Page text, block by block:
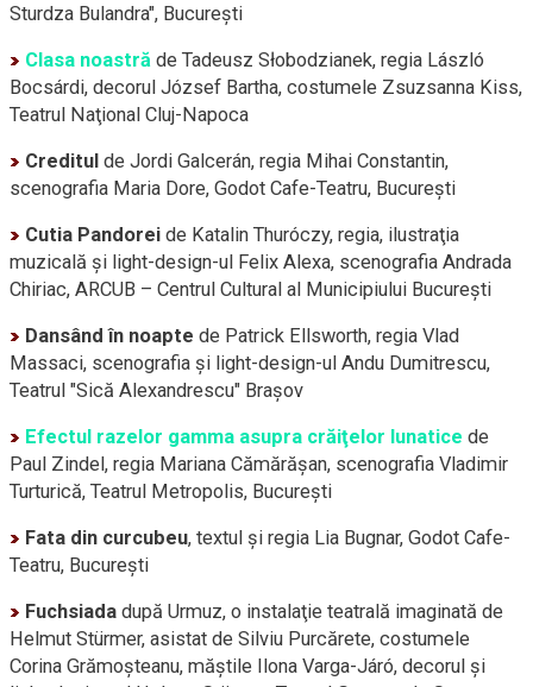
Sturdza Bulandra", Bucureşti
Clasa noastră de Tadeusz Słobodzianek, regia László
Bocsárdi, decorul József Bartha, costumele Zsuzsanna Kiss,
Teatrul Naţional Cluj-Napoca
Creditul de Jordi Galcerán, regia Mihai Constantin,
scenografia Maria Dore, Godot Cafe-Teatru, Bucureşti
Cutia Pandorei de Katalin Thuróczy, regia, ilustraţia
muzicală şi light-design-ul Felix Alexa, scenografia Andrada
Chiriac, ARCUB – Centrul Cultural al Municipiului Bucureşti
Dansând în noapte de Patrick Ellsworth, regia Vlad
Massaci, scenografia şi light-design-ul Andu Dumitrescu,
Teatrul "Sică Alexandrescu" Braşov
Efectul razelor gamma asupra crăiţelor lunatice de
Paul Zindel, regia Mariana Cămărăşan, scenografia Vladimir
Turturică, Teatrul Metropolis, Bucureşti
Fata din curcubeu, textul şi regia Lia Bugnar, Godot Cafe-
Teatru, Bucureşti
Fuchsiada după Urmuz, o instalaţie teatrală imaginată de
Helmut Stürmer, asistat de Silviu Purcărete, costumele
Corina Grămoşteanu, măştile Ilona Varga-Járó, decorul şi